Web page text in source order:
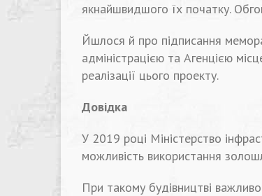
якнайшвидшого їх початку.
Йшлося й про підписання
адміністрацією та Агенцією
реалізації цього проекту.
Довідка
У 2019 році Міністерство
можливість використання
При такому будівництві